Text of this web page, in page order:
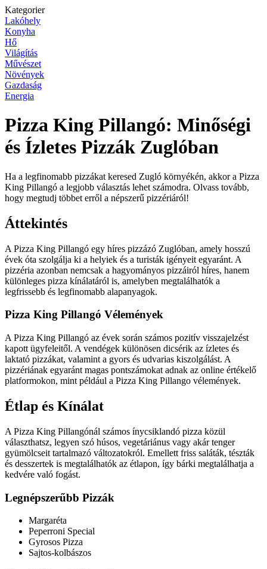
Kategorier
Lakóhely
Konyha
Hő
Világítás
Művészet
Növények
Gazdaság
Energia
Pizza King Pillangó: Minőségi
és Ízletes Pizzák Zuglóban
Ha a legfinomabb pizzákat keresed Zugló környékén, akkor a Pizza
King Pillangó a legjobb választás lehet számodra. Olvass tovább,
hogy megtudj többet erről a népszerű pizzériáról!
Áttekintés
A Pizza King Pillangó egy híres pizzázó Zuglóban, amely hosszú
évek óta szolgálja ki a helyiek és a turisták igényeit egyaránt. A
pizzéria azonban nemcsak a hagyományos pizzáiról híres, hanem
különleges pizza kínálatáról is, amelyben megtalálhatók a
legfrissebb és legfinomabb alapanyagok.
Pizza King Pillangó Vélemények
A Pizza King Pillangó az évek során számos pozitív visszajelzést
kapott ügyfeleitől. A vendégek különösen dicsérik az ízletes és
laktató pizzákat, valamint a gyors és udvarias kiszolgálást. A
pizzériának egyaránt magas pontszámokat adnak az online értékelő
platformokon, mint például a Pizza King Pillango vélemények.
Étlap és Kínálat
A Pizza King Pillangónál számos ínycsiklandó pizza közül
választhatsz, legyen szó húsos, vegetáriánus vagy akár tenger
gyümölcseit tartalmazó változatokról. Emellett friss saláták, tészták
és desszertek is megtalálhatók az étlapon, így bárki megtalálhatja a
kedvére való fogást.
Legnépszerűbb Pizzák
Margaréta
Peperroni Special
Gyrosos Pizza
Sajtos-kolbászos